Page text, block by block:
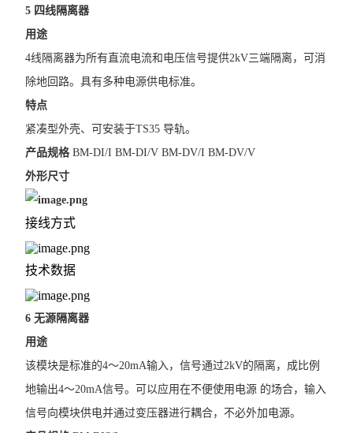
5 四线隔离器
用途
4线隔离器为所有直流电流和电压信号提供2kV三端隔离，可消
除地回路。具有多种电源供电标准。
特点
紧凑型外壳、可安装于TS35 导轨。
产品规格BM-DI/I BM-DI/V BM-DV/I BM-DV/V
外形尺寸
接线方式
技术数据
6 无源隔离器
用途
该模块是标准的4～20mA输入，信号通过2kV的隔离，成比例
地输出4～20mA信号。可以应用在不便使用电源 的场合，输入
信号向模块供电并通过变压器进行耦合，不必外加电源。